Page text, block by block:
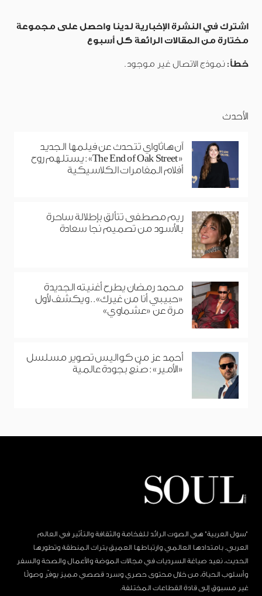
اشترك في النشرة الإخبارية لدينا واحصل على مجموعة
مختارة من المقالات الرائعة كل أسبوع
خطأ: نموذج الاتصال غير موجود.
الأحدث
آن هاثاواي تتحدث عن فيلمها الجديد
«The End of Oak Street»: يستلهم روح
أفلام المغامرات الكلاسيكية
ريم مصطفى تتألق بإطلالة ساحرة
بالأسود من تصميم نجا سعادة
محمد رمضان يطرح أغنيته الجديدة
«حبيبي أنا من غيرك».. ويكشف لأول
مرة عن «عشماوي»
أحمد عز من كواليس تصوير مسلسل
«الأمير»: صُنع بجودة عالمية
"سول العربية" هي الصوت الرائد للفخامة والثقافة والتأثير في العالم
العربي. بامتدادها العالمي وارتباطها العميق بتراث المنطقة وتطورها
الحديث، نعيد صياغة السرديات في مجالات الموضة والأعمال والصحة والسفر
وأسلوب الحياة، من خلال محتوى حصري وسرد قصصي مميز يوفّر وصولًا
غير مسبوق إلى قادة القطاعات المختلفة.